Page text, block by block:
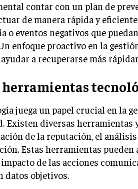
contar con un plan de
de manera rápida y
o eventos negativos que
enfoque proactivo en la
a recuperarse más
herramientas
juega un papel crucial en la
Existen diversas herramientas
de la reputación, el
Estas herramientas
de las acciones
datos objetivos.